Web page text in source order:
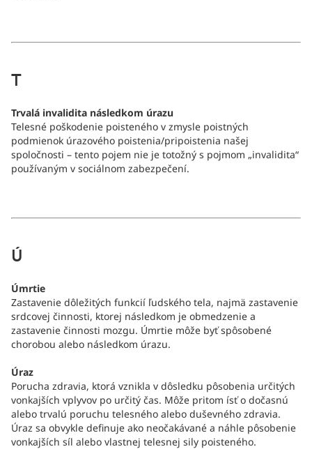
T
Trvalá invalidita následkom úrazu
Telesné poškodenie poisteného v zmysle poistných
podmienok úrazového poistenia/pripoistenia našej
spoločnosti – tento pojem nie je totožný s pojmom „invalidita“
používaným v sociálnom zabezpečení.
Ú
Úmrtie
Zastavenie dôležitých funkcií ľudského tela, najmä zastavenie
srdcovej činnosti, ktorej následkom je obmedzenie a
zastavenie činnosti mozgu. Úmrtie môže byť spôsobené
chorobou alebo následkom úrazu.
Úraz
Porucha zdravia, ktorá vznikla v dôsledku pôsobenia určitých
vonkajších vplyvov po určitý čas. Môže pritom ísť o dočasnú
alebo trvalú poruchu telesného alebo duševného zdravia.
Úraz sa obvykle definuje ako neočakávané a náhle pôsobenie
vonkajších síl alebo vlastnej telesnej sily poisteného.